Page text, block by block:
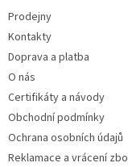
Prodejny
Kontakty
Doprava a platba
O nás
Certifikáty a návody
Obchodní podmínky
Ochrana osobních údajů
Reklamace a vrácení